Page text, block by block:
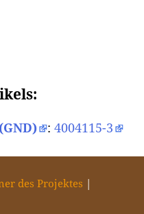
: 4004115-3
des Projektes